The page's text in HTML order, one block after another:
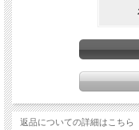
入れて水曳きし、乾燥させな
窯出しをして焼ヒビなどが無
大桂がこの世界に入るきっか
の抹茶碗が雪が解け地肌が見
でさらにその難度が増しその
格も違います。
返品についての詳細はこちら